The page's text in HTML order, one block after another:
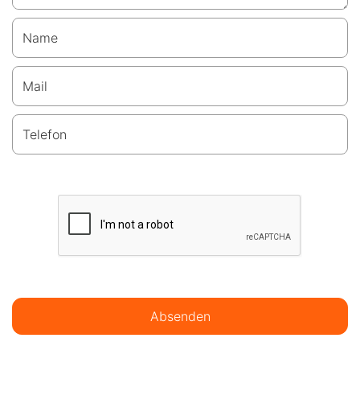
Name
Mail
Telefon
Absenden